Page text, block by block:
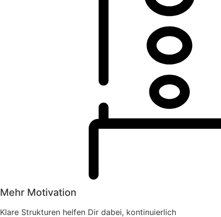
Mehr Motivation
Klare Strukturen helfen Dir dabei, kontinuierlich